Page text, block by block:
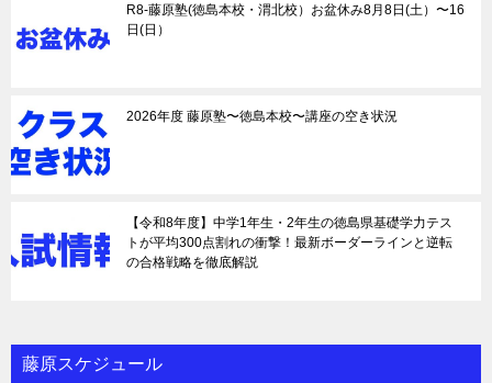
R8-藤原塾(徳島本校・渭北校）お盆休み8月8日(土）〜16
日(日）
2026年度 藤原塾〜徳島本校〜講座の空き状況
【令和8年度】中学1年生・2年生の徳島県基礎学力テス
トが平均300点割れの衝撃！最新ボーダーラインと逆転
の合格戦略を徹底解説
藤原スケジュール